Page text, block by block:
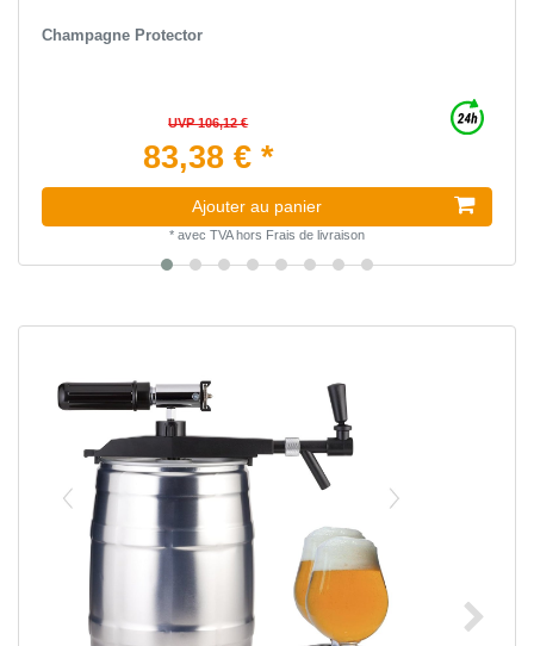
Champagne Protector
UVP 106,12 €
83,38 € *
Ajouter au panier
* avec TVAhors Frais de livraison